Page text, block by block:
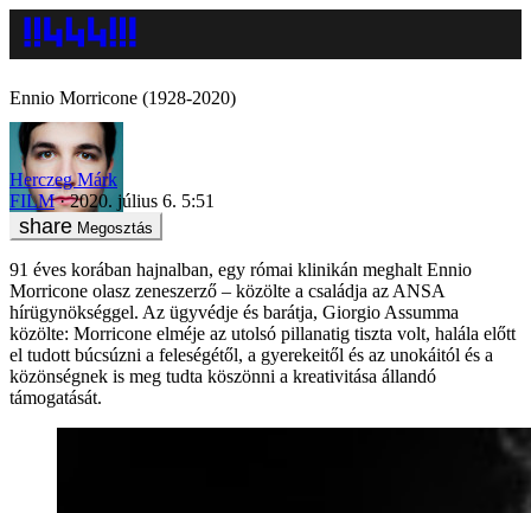
Ennio Morricone (1928-2020)
Herczeg Márk
FILM
2020. július 6. 5:51
Megosztás
91 éves korában hajnalban, egy római klinikán meghalt Ennio
Morricone olasz zeneszerző – közölte a családja az ANSA
hírügynökséggel. Az ügyvédje és barátja, Giorgio Assumma
közölte: Morricone elméje az utolsó pillanatig tiszta volt, halála előtt
el tudott búcsúzni a feleségétől, a gyerekeitől és az unokáitól és a
közönségnek is meg tudta köszönni a kreativitása állandó
támogatását.